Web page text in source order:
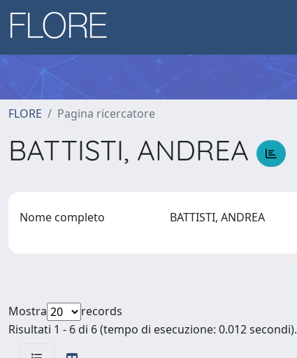
FLORE Pagina ricercatore
BATTISTI, ANDREA
Nome completo BATTISTI, ANDREA
Mostra
records
Risultati 1 - 6 di 6 (tempo di esecuzione: 0.012 secondi).